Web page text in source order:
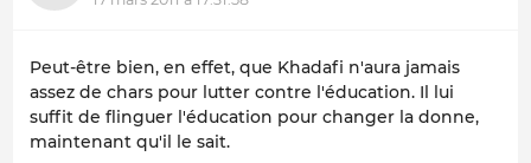
Peut-être bien, en effet, que Khadafi n'aura jamais
assez de chars pour lutter contre l'éducation. Il lui
suffit de flinguer l'éducation pour changer la donne,
maintenant qu'il le sait.